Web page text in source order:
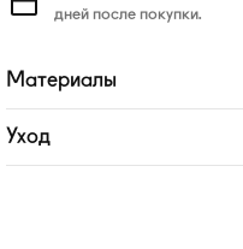
дней после покупки.
Материалы
Развернуть
Уход
Развернуть